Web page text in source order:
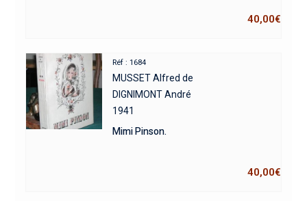
40,00€
Réf : 1684
MUSSET Alfred de
DIGNIMONT André
1941
Mimi Pinson.
40,00€